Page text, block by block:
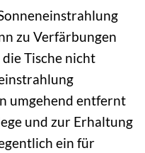
zu Verfärbungen
Tische nicht
umgehend entfernt
und zur Erhaltung
ein für